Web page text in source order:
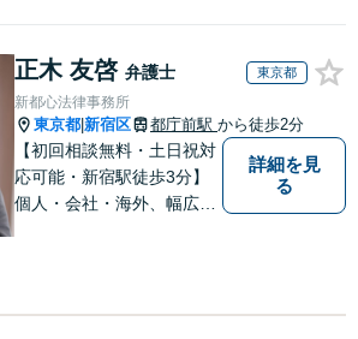
正木 友啓 弁護士 東京都
新都心法律事務所
東京都 新宿区 都庁前駅 から徒歩2分
【初回相談無料・土日祝対
応可能・新宿駅徒歩3分】
個人・会社・海外、幅広い
詳細を見
る